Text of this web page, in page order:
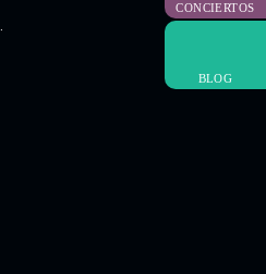
CONCIERTOS
BLOG